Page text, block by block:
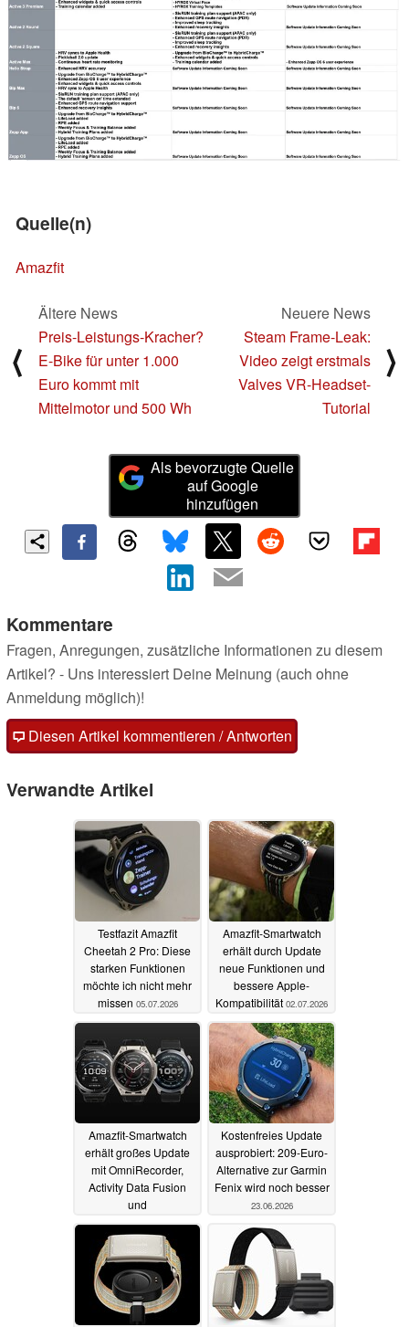
Quelle(n)
Amazfit
⟨
Ältere News
Preis-Leistungs-Kracher?
E-Bike für unter 1.000
Euro kommt mit
Mittelmotor und 500 Wh
Neuere News
Steam Frame-Leak:
Video zeigt erstmals
Valves VR-Headset-
Tutorial
⟩
Als bevorzugte Quelle
auf Google
hinzufügen
Kommentare
Fragen, Anregungen, zusätzliche Informationen zu diesem
Artikel? - Uns interessiert Deine Meinung (auch ohne
Anmeldung möglich)!
Diesen Artikel kommentieren / Antworten
Verwandte Artikel
Testfazit Amazfit
Cheetah 2 Pro: Diese
starken Funktionen
möchte ich nicht mehr
missen 05.07.2026
Amazfit-Smartwatch
erhält durch Update
neue Funktionen und
bessere Apple-
Kompatibilität 02.07.2026
Amazfit-Smartwatch
erhält großes Update
mit OmniRecorder,
Activity Data Fusion
und
Navigationsfunktionen
24.06.2026
Kostenfreies Update
ausprobiert: 209-Euro-
Alternative zur Garmin
Fenix wird noch besser
23.06.2026